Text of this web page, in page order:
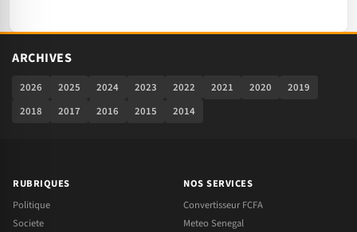
ARCHIVES
2026 2025 2024 2023 2022 2021 2020
2019
2018
2017 2016 2015 2014
RUBRIQUES
Politique
Societe
NOS SERVICES
Convertisseur FCFA
Meteo Senegal